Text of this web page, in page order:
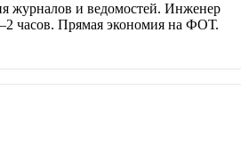
журналов и ведомостей. Инженер
часов. Прямая экономия на ФОТ.